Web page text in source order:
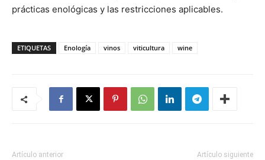
prácticas enológicas y las restricciones aplicables.
ETIQUETAS Enología vinos viticultura wine
Artículo anterior Artículo siguiente